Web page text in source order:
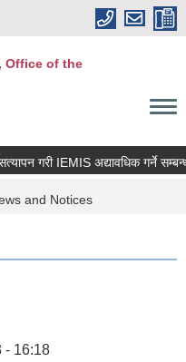
Office of the
गरी IEMIS अद्यावधिक गर्ने सम्बन्धमा
and Notices
- 16:18